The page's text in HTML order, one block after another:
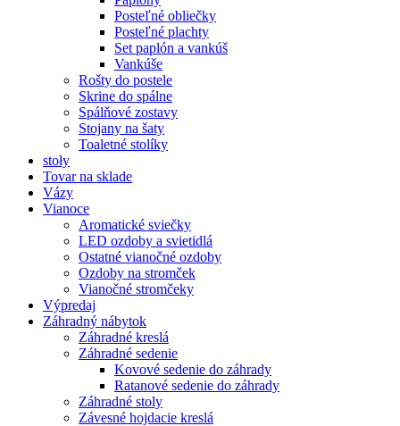
Posteľné obliečky
Posteľné plachty
Set paplón a vankúš
Vankúše
Rošty do postele
Skrine do spálne
Spálňové zostavy
Stojany na šaty
Toaletné stolíky
stoły
Tovar na sklade
Vázy
Vianoce
Aromatické sviečky
LED ozdoby a svietidlá
Ostatné vianočné ozdoby
Ozdoby na stromček
Vianočné stromčeky
Výpredaj
Záhradný nábytok
Záhradné kreslá
Záhradné sedenie
Kovové sedenie do záhrady
Ratanové sedenie do záhrady
Záhradné stoly
Závesné hojdacie kreslá